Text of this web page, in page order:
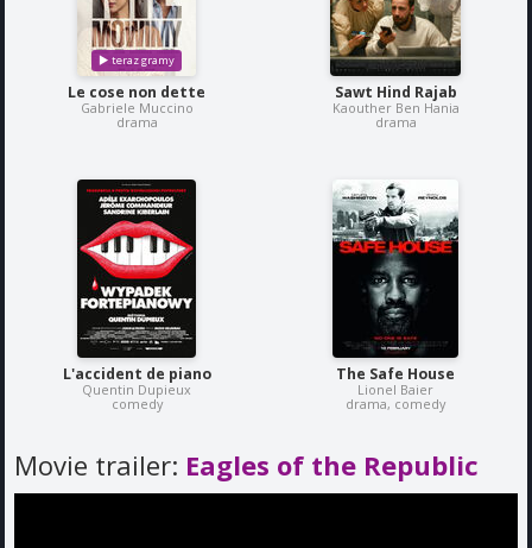
Le cose non dette
Gabriele Muccino
drama
Sawt Hind Rajab
Kaouther Ben Hania
drama
L'accident de piano
Quentin Dupieux
comedy
The Safe House
Lionel Baier
drama, comedy
Movie trailer: Eagles of the Republic